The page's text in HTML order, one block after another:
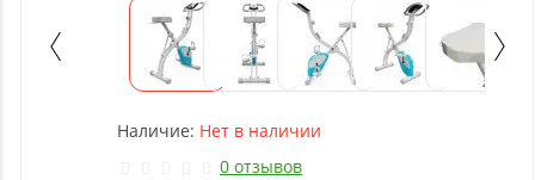
Детское
оборудование
и тяги
Наличие: Нет в наличии
0 отзывов